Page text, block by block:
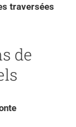
traversées
de